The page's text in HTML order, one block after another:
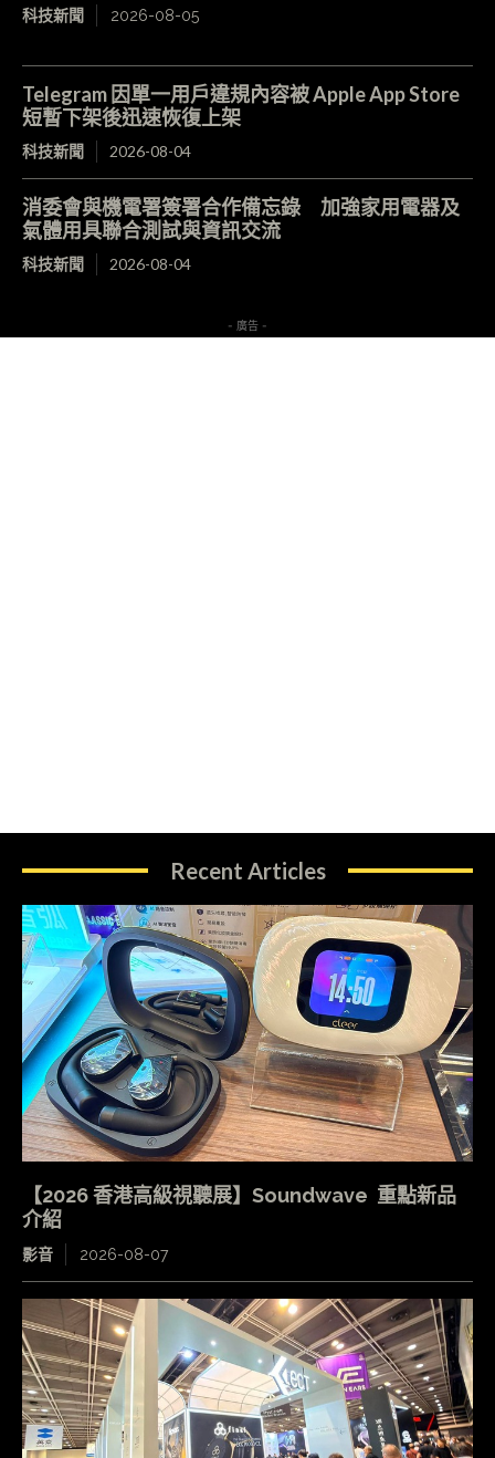
科技新聞 2026-08-05
Telegram 因單一用戶違規內容被 Apple App Store
短暫下架後迅速恢復上架
科技新聞 2026-08-04
消委會與機電署簽署合作備忘錄 加強家用電器及
氣體用具聯合測試與資訊交流
科技新聞 2026-08-04
- 廣告 -
Recent Articles
【2026 香港高級視聽展】Soundwave 重點新品
介紹
影音 2026-08-07